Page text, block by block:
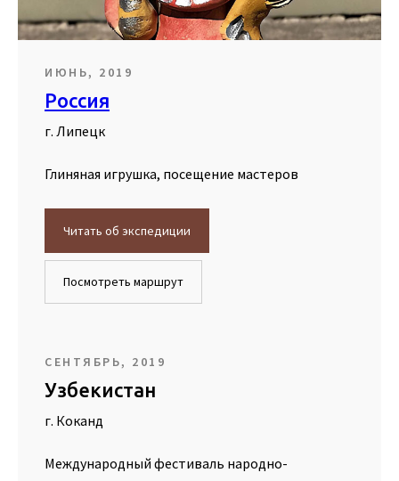
ИЮНЬ, 2019
Россия
г. Липецк
Глиняная игрушка, посещение мастеров
Читать об экспедиции
Посмотреть маршрут
СЕНТЯБРЬ, 2019
Узбекистан
г. Коканд
Международный фестиваль народно-